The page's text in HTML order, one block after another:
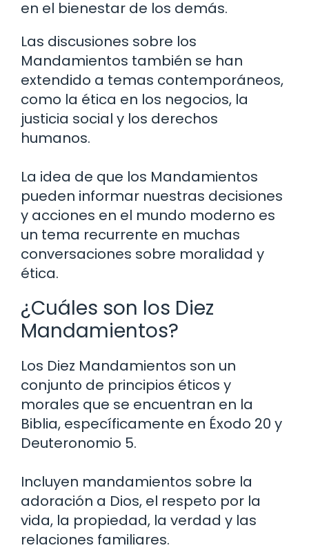
en el bienestar de los demás.
Las discusiones sobre los
Mandamientos también se han
extendido a temas contemporáneos,
como la ética en los negocios, la
justicia social y los derechos
humanos.
La idea de que los Mandamientos
pueden informar nuestras decisiones
y acciones en el mundo moderno es
un tema recurrente en muchas
conversaciones sobre moralidad y
ética.
¿Cuáles son los Diez
Mandamientos?
Los Diez Mandamientos son un
conjunto de principios éticos y
morales que se encuentran en la
Biblia, específicamente en Éxodo 20 y
Deuteronomio 5.
Incluyen mandamientos sobre la
adoración a Dios, el respeto por la
vida, la propiedad, la verdad y las
relaciones familiares.